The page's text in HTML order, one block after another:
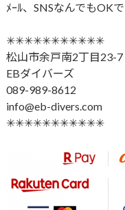
ﾒｰﾙ、SNSなんでもOKで
✳︎✳︎✳︎✳︎✳︎✳︎✳︎✳︎✳︎✳︎✳︎
松山市余戸南2丁目23-7
EBダイバーズ
089-989-8612
info@eb-divers.com
✳︎✳︎✳︎✳︎✳︎✳︎✳︎✳︎✳︎✳︎✳︎